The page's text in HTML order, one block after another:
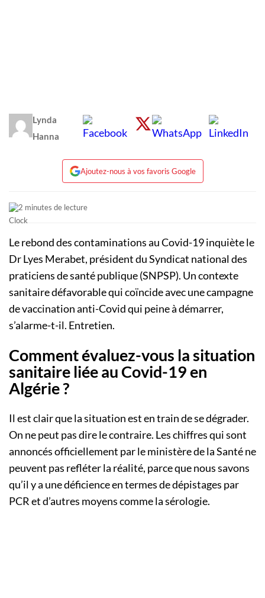
Lynda
Hanna
Ajoutez-nous à vos favoris Google
2 minutes de lecture
Le rebond des contaminations au Covid-19 inquiète le
Dr Lyes Merabet, président du Syndicat national des
praticiens de santé publique (SNPSP). Un contexte
sanitaire défavorable qui coïncide avec une campagne
de vaccination anti-Covid qui peine à démarrer,
s’alarme-t-il. Entretien.
Comment évaluez-vous la situation
sanitaire liée au Covid-19 en
Algérie ?
Il est clair que la situation est en train de se dégrader.
On ne peut pas dire le contraire. Les chiffres qui sont
annoncés officiellement par le ministère de la Santé ne
peuvent pas refléter la réalité, parce que nous savons
qu’il y a une déficience en termes de dépistages par
PCR et d’autres moyens comme la sérologie.